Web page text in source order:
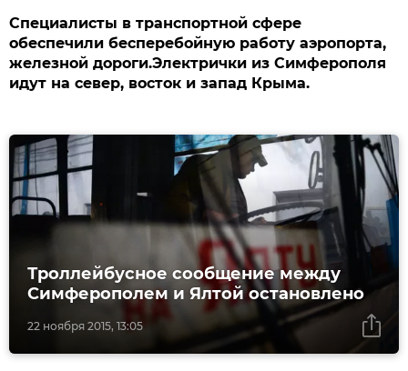
Специалисты в транспортной сфере
обеспечили бесперебойную работу аэропорта,
железной дороги.Электрички из Симферополя
идут на север, восток и запад Крыма.
22 ноября 2015, 13:05
Троллейбусное сообщение между
Симферополем и Ялтой остановлено